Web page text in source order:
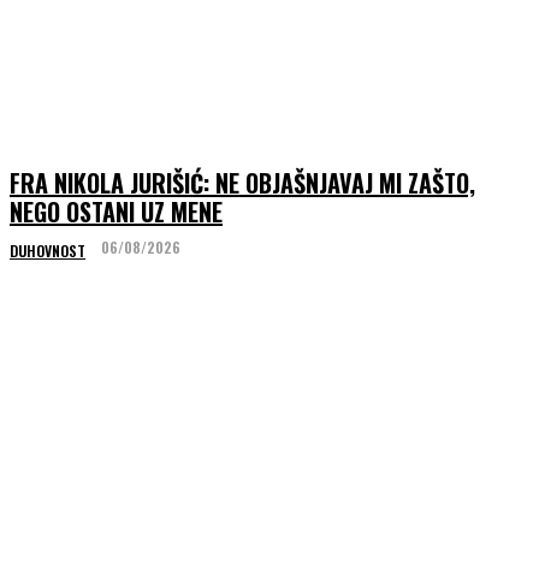
FRA NIKOLA JURIŠIĆ: NE OBJAŠNJAVAJ MI ZAŠTO,
NEGO OSTANI UZ MENE
DUHOVNOST 06/08/2026